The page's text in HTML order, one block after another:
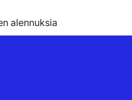
alennuksia